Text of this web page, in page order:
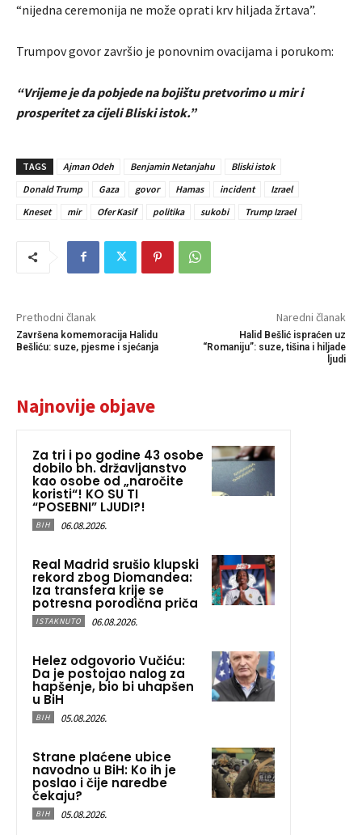
“nijedna ceremonija ne može oprati krv hiljada žrtava”.
Trumpov govor završio je ponovnim ovacijama i porukom:
“Vrijeme je da pobjede na bojištu pretvorimo u mir i
prosperitet za cijeli Bliski istok.”
TAGS Ajman Odeh Benjamin Netanjahu
Bliski istok
Donald Trump
Gaza govor Hamas incident
Izrael
Kneset
mir Ofer Kasif politika sukobi Trump Izrael
Prethodni članak
Završena komemoracija Halidu
Bešliću: suze, pjesme i sjećanja
Naredni članak
Halid Bešlić ispraćen uz
“Romaniju”: suze, tišina i hiljade
ljudi
Najnovije objave
Za tri i po godine 43 osobe
dobilo bh. državljanstvo
kao osobe od „naročite
koristi“! KO SU TI
“POSEBNI” LJUDI?!
BIH 06.08.2026.
Real Madrid srušio klupski
rekord zbog Diomandea:
Iza transfera krije se
potresna porodična priča
ISTAKNUTO 06.08.2026.
Helez odgovorio Vučiću:
Da je postojao nalog za
hapšenje, bio bi uhapšen
u BiH
BIH 05.08.2026.
Strane plaćene ubice
navodno u BiH: Ko ih je
poslao i čije naredbe
čekaju?
BIH 05.08.2026.